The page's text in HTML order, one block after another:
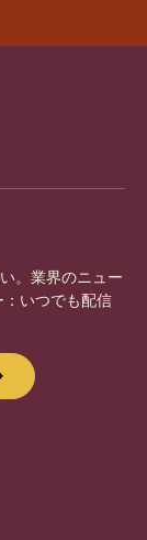
。業界のニュー
いつでも配信